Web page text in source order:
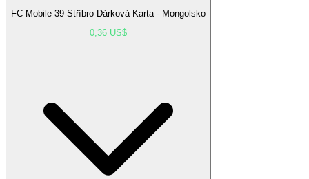
FC Mobile 39 Stříbro Dárková Karta - Mongolsko
0,36 US$